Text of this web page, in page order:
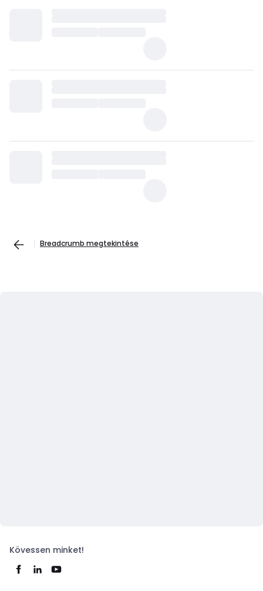
Breadcrumb megtekintése
Kövessen minket!